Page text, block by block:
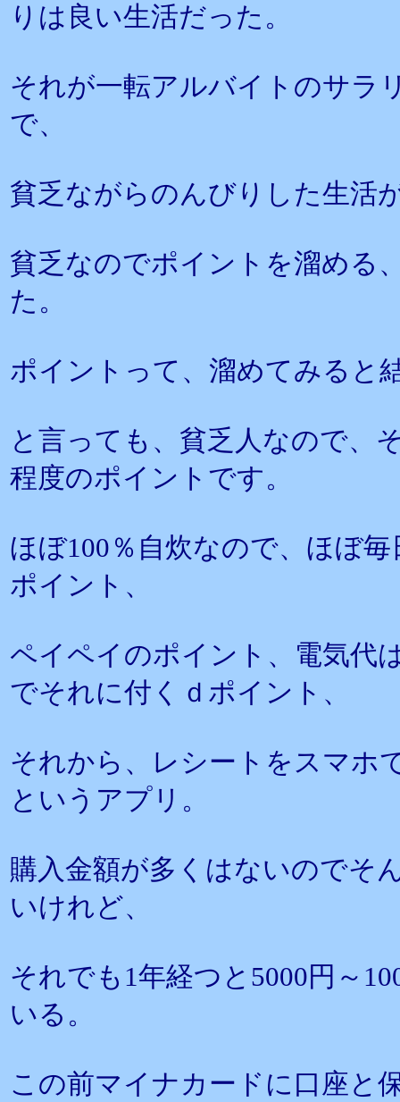
りは良い生活だった。
それが一転アルバイトのサラ
で、
貧乏ながらのんびりした生活
貧乏なのでポイントを溜める
た。
ポイントって、溜めてみると
と言っても、貧乏人なので、
程度のポイントです。
ほぼ100％自炊なので、ほぼ
ポイント、
ペイペイのポイント、電気代
でそれに付くｄポイント、
それから、レシートをスマ
というアプリ。
購入金額が多くはないのでそ
いけれど、
それでも1年経つと5000円～
いる。
この前マイナカードに口座と